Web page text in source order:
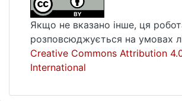
Якщо не вказано інше, ця
розповсюджується на умовах
Creative Commons Attribution
International